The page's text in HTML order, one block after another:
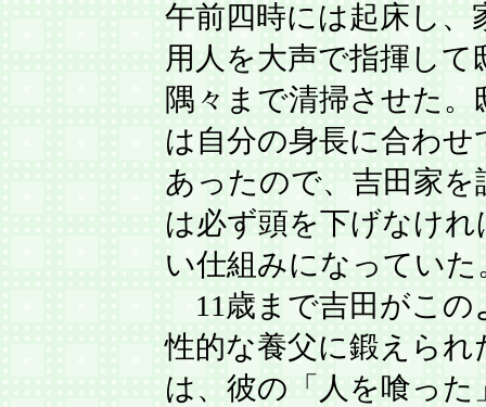
午前四時には起床し、
用人を大声で指揮して
隅々まで清掃させた。
は自分の身長に合わせ
あったので、吉田家を
は必ず頭を下げなけ
い仕組みになっていた
11歳まで吉田がこの
性的な養父に鍛えられ
は、彼の「人を喰った